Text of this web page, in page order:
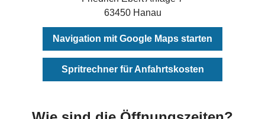
63450 Hanau
Navigation mit Google Maps starten
Spritrechner für Anfahrtskosten